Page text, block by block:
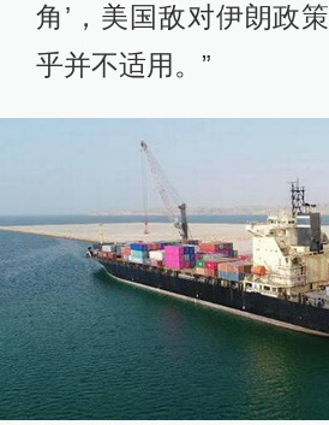
角’，美国敌对伊朗政
乎并不适用。”